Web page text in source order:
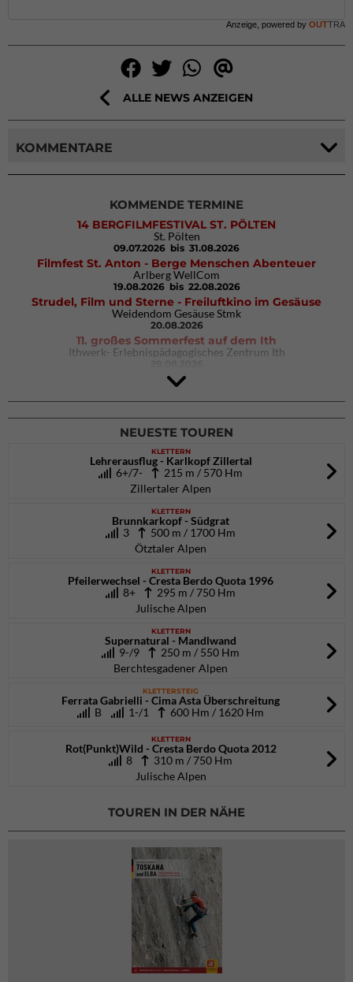
Anzeige, powered by OUTTRA
ALLE NEWS ANZEIGEN
KOMMENTARE
KOMMENDE TERMINE
14 BERGFILMFESTIVAL ST. PÖLTEN
St. Pölten
09.07.2026 bis 31.08.2026
Filmfest St. Anton - Berge Menschen Abenteuer
Arlberg WellCom
19.08.2026 bis 22.08.2026
Strudel, Film und Sterne - Freiluftkino im Gesäuse
Weidendom Gesäuse Stmk
20.08.2026
11. großes Sommerfest auf dem Ith
Ithwerk- Erlebnispädagogisches Zentrum Ith
4Blocs KIDS 2026
DAV Kletter- & Boulderzentrum München Süd (Thalkirchen)
26.09.2026
NEUESTE TOUREN
KLETTERN
Lehrerausflug - Karlkopf Zillertal
6+/7-
215 m / 570 Hm
Zillertaler Alpen
KLETTERN
Brunnkarkopf - Südgrat
3
500 m / 1700 Hm
Ötztaler Alpen
KLETTERN
Pfeilerwechsel - Cresta Berdo Quota 1996
8+
295 m / 750 Hm
Julische Alpen
KLETTERN
Supernatural - Mandlwand
9-/9
250 m / 550 Hm
Berchtesgadener Alpen
KLETTERSTEIG
Ferrata Gabrielli - Cima Asta Überschreitung
B
1-/1 600 Hm / 1620 Hm
KLETTERN
Rot(Punkt)Wild - Cresta Berdo Quota 2012
8
310 m / 750 Hm
Julische Alpen
TOUREN IN DER NÄHE